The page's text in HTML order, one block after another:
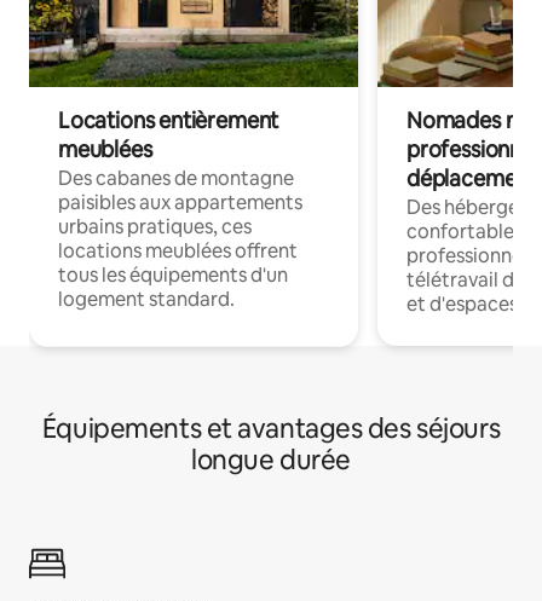
Locations entièrement
meublées
Des cabanes de montagne
paisibles aux appartements
urbains pratiques, ces
locations meublées offrent
tous les équipements d'un
logement standard.
Nomades
déplacement
Des
confortables
professionnels
télétravail
et d'espaces
Équipements et avantages des séjours
longue durée